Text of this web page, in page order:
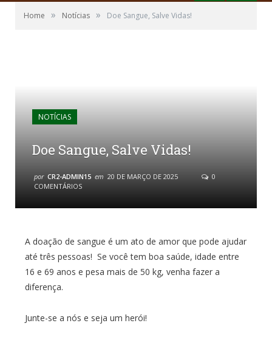
Home » Notícias » Doe Sangue, Salve Vidas!
NOTÍCIAS
Doe Sangue, Salve Vidas!
por CR2-ADMIN15 em 20 DE MARÇO DE 2025
0
COMENTÁRIOS
A doação de sangue é um ato de amor que pode ajudar
até três pessoas! Se você tem boa saúde, idade entre
16 e 69 anos e pesa mais de 50 kg, venha fazer a
diferença.
Junte-se a nós e seja um herói!